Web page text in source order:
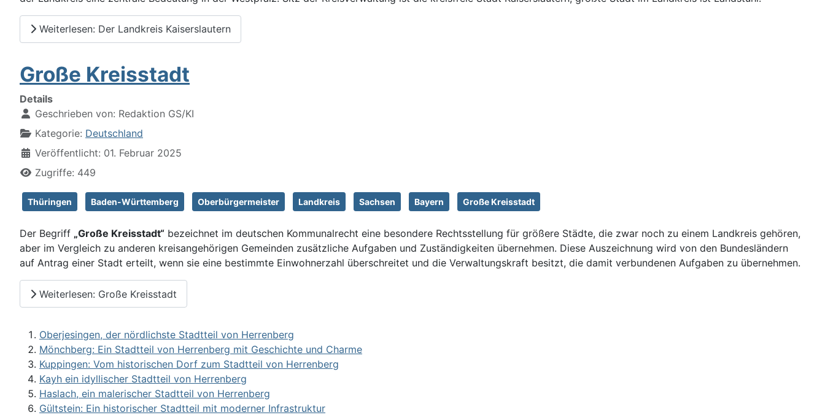
Weiterlesen: Der Landkreis Kaiserslautern
Große Kreisstadt
Details
Geschrieben von: Redaktion GS/KI
Kategorie: Deutschland
Veröffentlicht: 01. Februar 2025
Zugriffe: 449
Thüringen Baden-Württemberg Oberbürgermeister Landkreis Sachsen Bayern Große Kreisstadt
Der Begriff „Große Kreisstadt“ bezeichnet im deutschen Kommunalrecht eine besondere Rechtsstellung für größere Städte, die zwar noch zu einem Landkreis gehören,
aber im Vergleich zu anderen kreisangehörigen Gemeinden zusätzliche Aufgaben und Zuständigkeiten übernehmen. Diese Auszeichnung wird von den Bundesländern
auf Antrag einer Stadt erteilt, wenn sie eine bestimmte Einwohnerzahl überschreitet und die Verwaltungskraft besitzt, die damit verbundenen Aufgaben zu übernehmen.
Weiterlesen: Große Kreisstadt
Oberjesingen, der nördlichste Stadtteil von Herrenberg
Mönchberg: Ein Stadtteil von Herrenberg mit Geschichte und Charme
Kuppingen: Vom historischen Dorf zum Stadtteil von Herrenberg
Kayh ein idyllischer Stadtteil von Herrenberg
Haslach, ein malerischer Stadtteil von Herrenberg
Gültstein: Ein historischer Stadtteil mit moderner Infrastruktur